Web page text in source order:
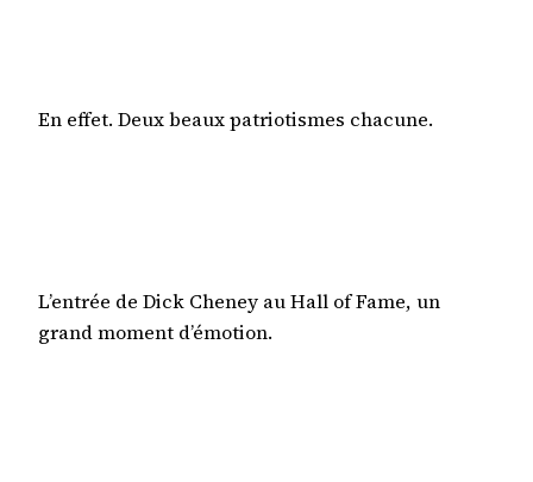
En effet. Deux beaux patriotismes chacune.
L’entrée de Dick Cheney au Hall of Fame, un
grand moment d’émotion.